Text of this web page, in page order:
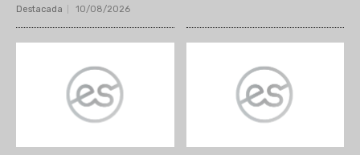
Destacada 10/08/2026